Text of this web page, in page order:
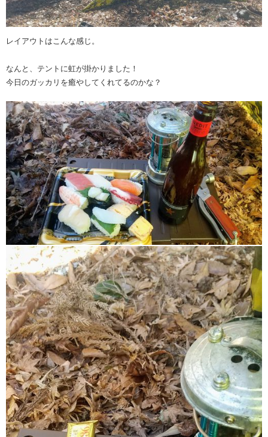
レイアウトはこんな感じ。
なんと、テントに虹が掛かりました！
今日のガッカリを癒やしてくれてるのかな？